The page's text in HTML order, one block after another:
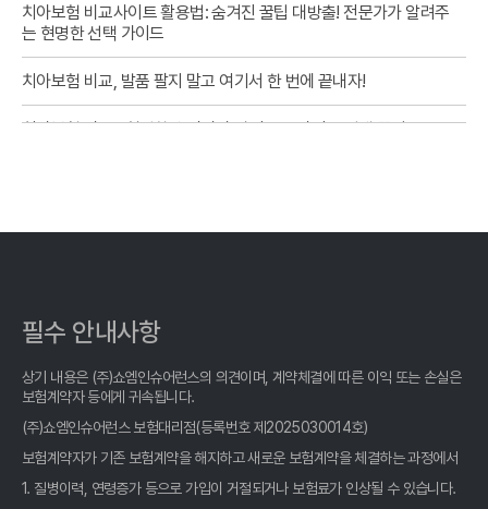
치아보험 비교사이트 활용법: 숨겨진 꿀팁 대방출! 전문가가 알려주
는 현명한 선택 가이드
치아보험 비교, 발품 팔지 말고 여기서 한 번에 끝내자!
치아보험 비교? 현명한 소비자가 알려주는 사이트 선택 꿀팁!
숨은 치아보험 고수가 알려주는 치아보험비교사이트 선택 비법: 후
치아보험 비교, 발품 팔 필요 없이 딱 3분 만에 끝내는 방법!
치아보험 비교? 똑똑한 소비자가 알려주는 2026년 최고의 선택!
필수 안내사항
상기 내용은 (주)쇼엠인슈어런스의 의견이며, 계약체결에 따른 이익 또는 손실은
보험계약자 등에게 귀속됩니다.
(주)쇼엠인슈어런스 보험대리점(등록번호 제2025030014호)
보험계약자가 기존 보험계약을 해지하고 새로운 보험계약을 체결하는 과정에서
1. 질병이력, 연령증가 등으로 가입이 거절되거나 보험료가 인상될 수 있습니다.